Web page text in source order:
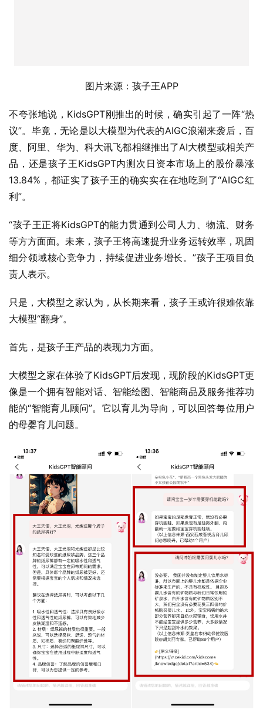
不夸张地说，KidsGPT刚推出的时候，确实引起了一阵“热
议”。毕竟，无论是以大模型为代表的AIGC浪潮来袭后，百
度、阿里、华为、科大讯飞都相继推出了AI大模型或相关产
品，还是孩子王KidsGPT内测次日资本市场上的股价暴涨
13.84%，都证实了孩子王的确实实在在地吃到了“AIGC红
利”。
“孩子王正将KidsGPT的能力贯通到公司人力、物流、财务
等方方面面。未来，孩子王将高速提升业务运转效率，巩固
细分领域核心竞争力，持续促进业务增长。”孩子王项目负
责人表示。
只是，大模型之家认为，从长期来看，孩子王或许很难依靠
大模型“翻身”。